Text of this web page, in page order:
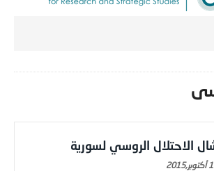
الاحتلال الروسي لسورية